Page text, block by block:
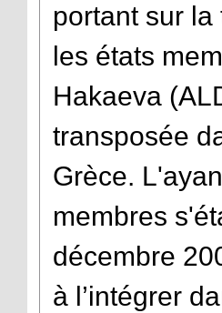
portant sur
les états
Hakaeva
transposée
Grèce.
membres
décembre
à l’intégrer